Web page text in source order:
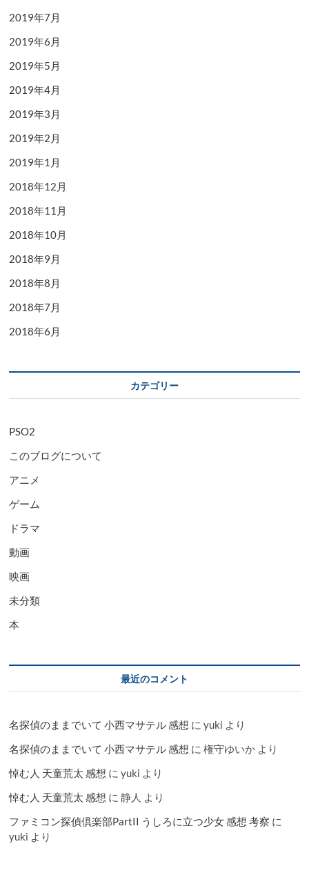
2019年7月
2019年6月
2019年5月
2019年4月
2019年3月
2019年2月
2019年1月
2018年12月
2018年11月
2018年10月
2018年9月
2018年8月
2018年7月
2018年6月
カテゴリー
PSO2
このブログについて
アニメ
ゲーム
ドラマ
動画
映画
未分類
本
最近のコメント
名探偵のままでいて 小西マサテル 感想 にyuki より
名探偵のままでいて 小西マサテル 感想 に権守ゆいか より
悼む人 天童荒太 感想 にyuki より
悼む人 天童荒太 感想 に静人 より
ファミコン探偵倶楽部PartII うしろに立つ少女 感想 考察 に
yuki より